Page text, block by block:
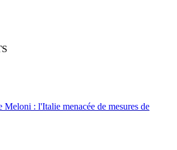
Meloni : l'Italie menacée de mesures de